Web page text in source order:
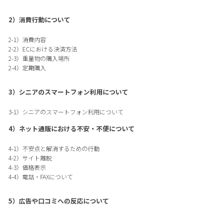
2）消費行動について
2-1）消費内容
2-2）ECにおける決済方法
2-3）重量物の購入場所
2-4）定期購入
3）シニアのスマートフォン利用について
3-1）シニアのスマートフォン利用について
4）ネット通販における不安・不便について
4-1）不安点と解消するための行動
4-2）サイト離脱
4-3）価格表示
4-4）電話・FAXについて
5）広告や口コミへの反応について